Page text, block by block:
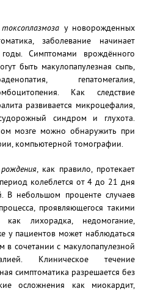
у новорожденных
заболевание начинает
Симптомами врождённого
быть макулопапулезная сыпь,
гепатомегалия,
Как следствие
развивается микроцефалия,
синдром и глухота.
мозге можно обнаружить при
компьютерной томографии.
, как правило, протекает
колеблется от 4 до 21 дня
В небольшом проценте случаев
проявляющегося такими
лихорадка, недомогание,
у пациентов может наблюдаться
сочетании с макулопапулезной
Клиническое течение
симптоматика разрешается без
осложнения как миокардит,